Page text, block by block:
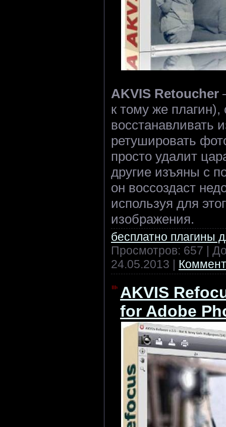
AKVIS Retoucher
к тому же плагин),
восстанавливать
ретушировать
просто удалит
другие изъяны с
он воссоздаст
используя для
изображения.
бесплатно плагины
Просмотров: 657 |
24.05.2013 |
AKVIS
for Adobe